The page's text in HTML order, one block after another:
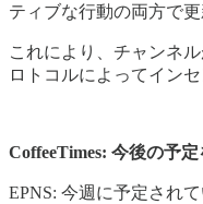
ティブな行動の両方で更
これにより、チャンネ
ロトコルによってイン
CoffeeTimes: 今後の予
EPNS: 今週に予定され